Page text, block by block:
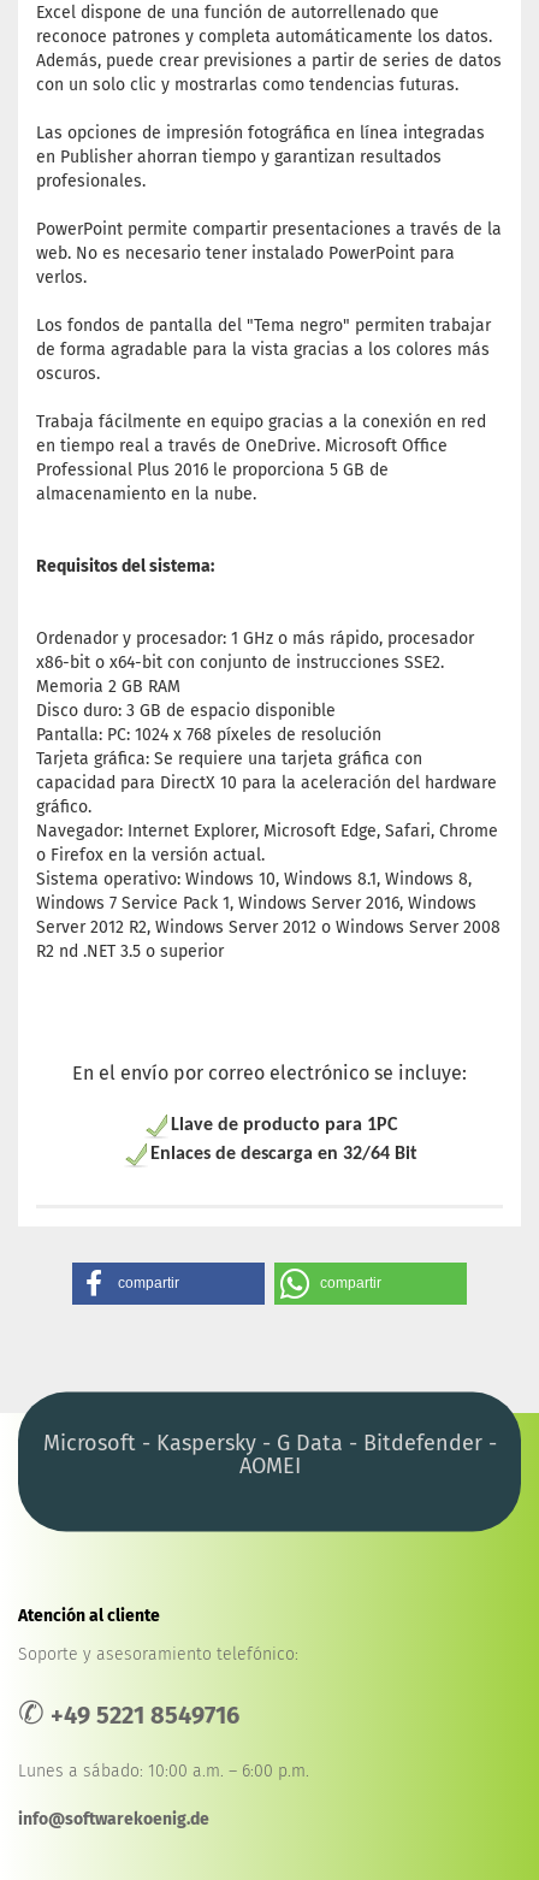
Excel dispone de una función de autorrellenado que
reconoce patrones y completa automáticamente los datos.
Además, puede crear previsiones a partir de series de datos
con un solo clic y mostrarlas como tendencias futuras.
Las opciones de impresión fotográfica en línea integradas
en Publisher ahorran tiempo y garantizan resultados
profesionales.
PowerPoint permite compartir presentaciones a través de la
web. No es necesario tener instalado PowerPoint para
verlos.
Los fondos de pantalla del "Tema negro" permiten trabajar
de forma agradable para la vista gracias a los colores más
oscuros.
Trabaja fácilmente en equipo gracias a la conexión en red
en tiempo real a través de OneDrive. Microsoft Office
Professional Plus 2016 le proporciona 5 GB de
almacenamiento en la nube.
Requisitos del sistema:
Ordenador y procesador: 1 GHz o más rápido, procesador
x86-bit o x64-bit con conjunto de instrucciones SSE2.
Memoria 2 GB RAM
Disco duro: 3 GB de espacio disponible
Pantalla: PC: 1024 x 768 píxeles de resolución
Tarjeta gráfica: Se requiere una tarjeta gráfica con
capacidad para DirectX 10 para la aceleración del hardware
gráfico.
Navegador: Internet Explorer, Microsoft Edge, Safari, Chrome
o Firefox en la versión actual.
Sistema operativo: Windows 10, Windows 8.1, Windows 8,
Windows 7 Service Pack 1, Windows Server 2016, Windows
Server 2012 R2, Windows Server 2012 o Windows Server 2008
R2 nd .NET 3.5 o superior
En el envío por correo electrónico se incluye:
Llave de producto para 1PC
Enlaces de descarga en 32/64 Bit
compartir compartir
Microsoft - Kaspersky - G Data - Bitdefender -
AOMEI
Atención al cliente
Soporte y asesoramiento telefónico:
✆ +49 5221 8549716
Lunes a sábado: 10:00 a.m. – 6:00 p.m.
info@softwarekoenig.de